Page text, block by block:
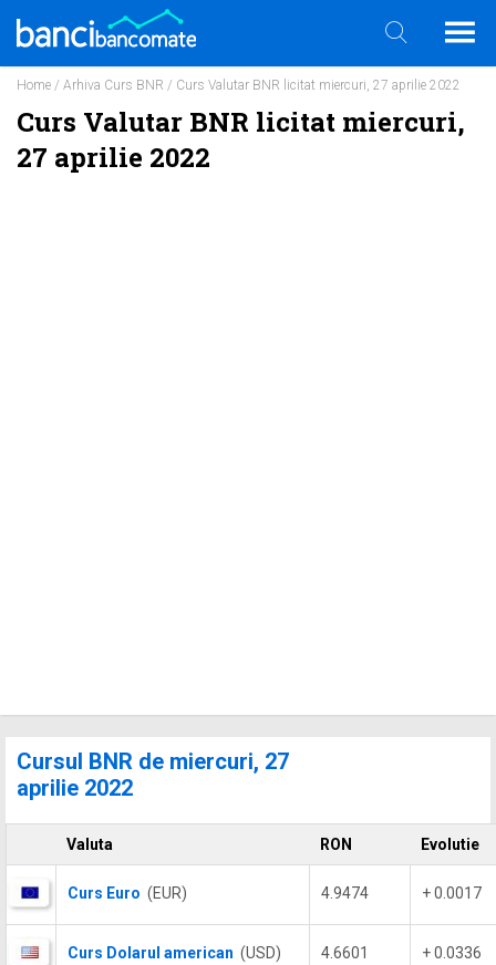
Home / Arhiva Curs BNR / Curs Valutar BNR licitat miercuri, 27 aprilie 2022
Curs Valutar BNR licitat miercuri,
27 aprilie 2022
Cursul BNR de miercuri, 27
aprilie 2022
Valuta RON Evolutie
Curs Euro (EUR) 4.9474 + 0.0017
Curs Dolarul american (USD) 4.6601 + 0.0336